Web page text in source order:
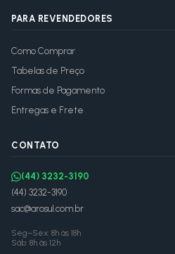
PARA REVENDEDORES
Como Comprar
Tabelas de Preço
Formas de Pagamento
Entregas e Frete
CONTATO
(44) 3232-3190
(44) 3232-3190
sac@arosul.com.br
Seg–Sex: 8h às 18h
Sáb: 8h às 12h